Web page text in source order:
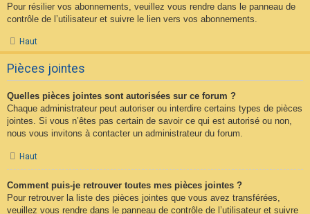
Pour résilier vos abonnements, veuillez vous rendre dans le panneau de
contrôle de l’utilisateur et suivre le lien vers vos abonnements.
Haut
Pièces jointes
Quelles pièces jointes sont autorisées sur ce forum ?
Chaque administrateur peut autoriser ou interdire certains types de pièces
jointes. Si vous n’êtes pas certain de savoir ce qui est autorisé ou non,
nous vous invitons à contacter un administrateur du forum.
Haut
Comment puis-je retrouver toutes mes pièces jointes ?
Pour retrouver la liste des pièces jointes que vous avez transférées,
veuillez vous rendre dans le panneau de contrôle de l’utilisateur et suivre